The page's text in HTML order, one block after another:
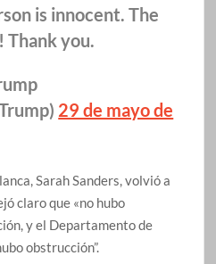
is innocent. The
Thank you.
29 de mayo de
Sarah Sanders, volvió a
claro que «no hubo
y el Departamento de
obstrucción”.